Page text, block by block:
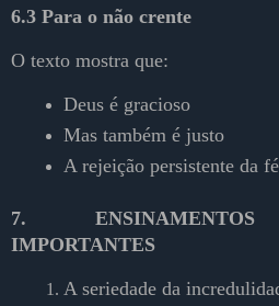
6.3 Para o não crente
O texto mostra que:
Deus é gracioso
Mas também é justo
A rejeição persistente da
7. ENSINAMENTOS
IMPORTANTES
A seriedade da